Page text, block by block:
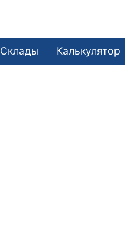
Склады Калькулятор